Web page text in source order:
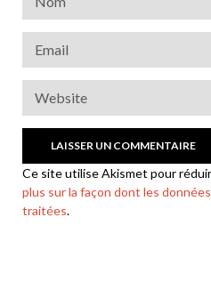
Ce site utilise Akismet pour
plus sur la façon dont les
traitées.